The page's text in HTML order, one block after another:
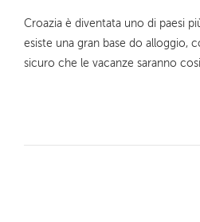
Croazia è diventata uno di paesi
esiste una gran base do alloggio,
sicuro che le vacanze saranno